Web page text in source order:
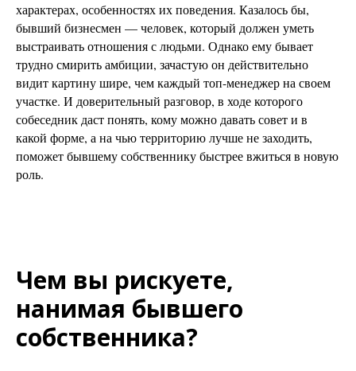
характерах, особенностях их поведения. Казалось бы,
бывший бизнесмен — человек, который должен уметь
выстраивать отношения с людьми. Однако ему бывает
трудно смирить амбиции, зачастую он действительно
видит картину шире, чем каждый топ-менеджер на своем
участке. И доверительный разговор, в ходе которого
собеседник даст понять, кому можно давать совет и в
какой форме, а на чью территорию лучше не заходить,
поможет бывшему собственнику быстрее вжиться в новую
роль.
Чем вы рискуете,
нанимая бывшего
собственника?